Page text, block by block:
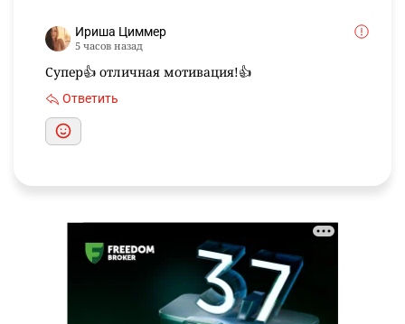
Ириша Циммер
5 часов назад
Супер👍 отличная мотивация!👍
Ответить